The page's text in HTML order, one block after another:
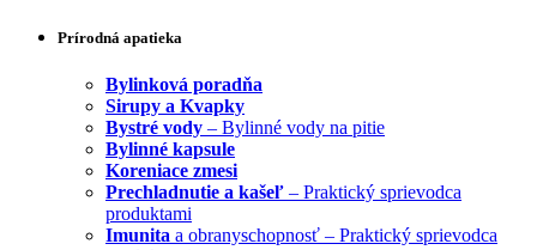
Prírodná apatieka
Bylinková poradňa
Sirupy a Kvapky
Bystré vody – Bylinné vody na pitie
Bylinné kapsule
Koreniace zmesi
Prechladnutie a kašeľ – Praktický sprievodca
produktami
Imunita a obranyschopnosť – Praktický sprievodca